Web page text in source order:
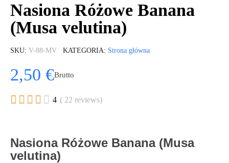
Nasiona Różowe Banana
(Musa velutina)
SKU V-88-MV KATEGORIA Strona główna
2,50 €Brutto
     4 ( 22 reviews)
Nasiona Różowe Banana (Musa
velutina)